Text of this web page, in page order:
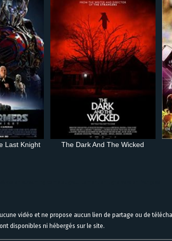
Last Knight The Dark And The Wicked
vidéo et ne propose aucun lien de partage ou de
disponibles ni hébergés sur le site.